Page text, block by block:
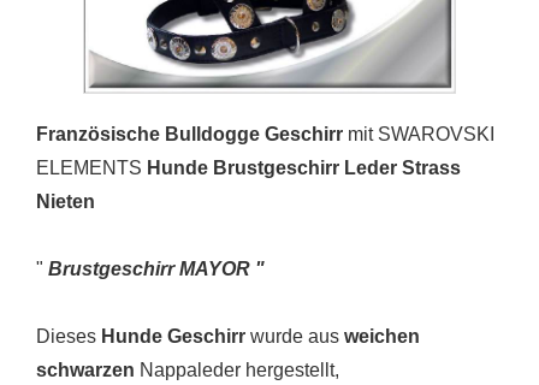
Französische Bulldogge Geschirr mit SWAROVSKI
ELEMENTS Hunde Brustgeschirr Leder Strass
Nieten
" Brustgeschirr MAYOR "
Dieses Hunde Geschirr wurde aus weichen
schwarzen Nappaleder hergestellt,